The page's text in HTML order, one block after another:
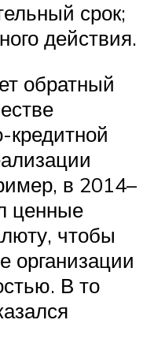
срок;
действия.
обратный
кредитной
в 2014–
ценные
чтобы
организации
В то